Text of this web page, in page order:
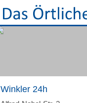
Winkler 24h